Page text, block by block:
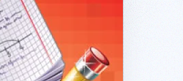
Подробнее...